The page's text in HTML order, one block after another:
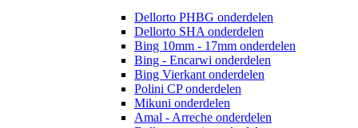
Dellorto PHBG onderdelen
Dellorto SHA onderdelen
Bing 10mm - 17mm onderdelen
Bing - Encarwi onderdelen
Bing Vierkant onderdelen
Polini CP onderdelen
Mikuni onderdelen
Amal - Arreche onderdelen